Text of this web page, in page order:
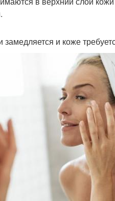
замедляется и коже